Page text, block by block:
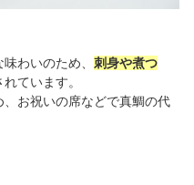
わいのため、 刺身や煮つ
ています。
お祝いの席などで真鯛の代